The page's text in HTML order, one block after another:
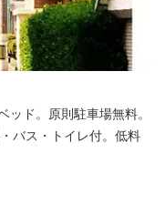
ド。原則駐車場無料。
バス・トイレ付。低料